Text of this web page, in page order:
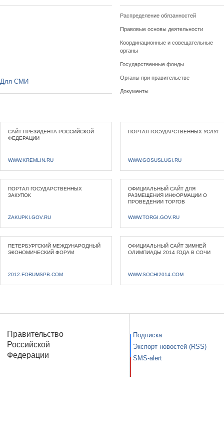
Распределение обязанностей
Правовые основы деятельности
Координационные и совещательные
органы
Государственные фонды
Органы при правительстве
Документы
Для СМИ
САЙТ ПРЕЗИДЕНТА РОССИЙСКОЙ
ФЕДЕРАЦИИ
WWW.KREMLIN.RU
ПОРТАЛ ГОСУДАРСТВЕННЫХ УСЛУГ
WWW.GOSUSLUGI.RU
ПОРТАЛ ГОСУДАРСТВЕННЫХ
ЗАКУПОК
ZAKUPKI.GOV.RU
ОФИЦИАЛЬНЫЙ САЙТ ДЛЯ
РАЗМЕЩЕНИЯ ИНФОРМАЦИИ О
ПРОВЕДЕНИИ ТОРГОВ
WWW.TORGI.GOV.RU
ПЕТЕРБУРГСКИЙ МЕЖДУНАРОДНЫЙ
ЭКОНОМИЧЕСКИЙ ФОРУМ
2012.FORUMSPB.COM
ОФИЦИАЛЬНЫЙ САЙТ ЗИМНЕЙ
ОЛИМПИАДЫ 2014 ГОДА В СОЧИ
WWW.SOCHI2014.COM
Правительство
Российской
Федерации
Подписка
Экспорт новостей (RSS)
SMS-alert